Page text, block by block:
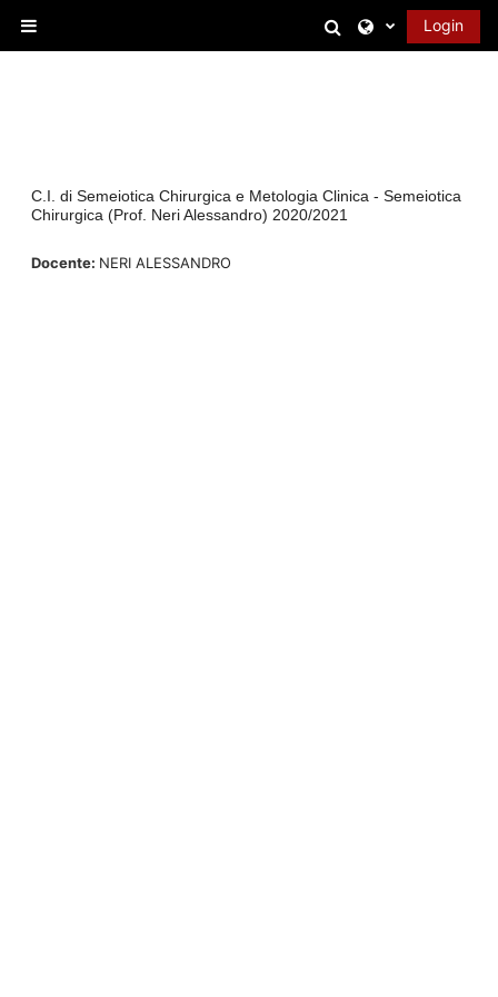
Attiva/disattiva
Login
C.I. di Semeiotica Chirurgica e Metologia Clinica - Semeiotica
Chirurgica (Prof. Neri Alessandro) 2020/2021
Docente: NERI ALESSANDRO